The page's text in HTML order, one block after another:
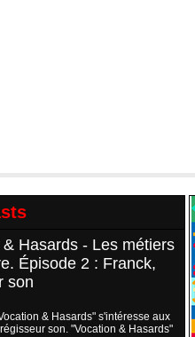
Hasards - Les métiers
Épisode 2 : Franck,
son
& Hasards" s'intéresse aux
son. "Vocation & Hasards"